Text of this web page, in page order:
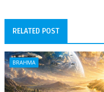
RELATED POST
BRAHMA